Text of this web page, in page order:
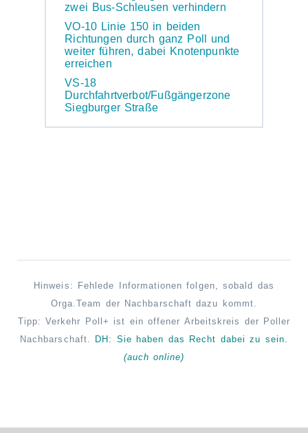
zwei Bus-Schleusen verhindern
VO-10 Linie 150 in beiden
Richtungen durch ganz Poll und
weiter führen, dabei Knotenpunkte
erreichen
VS-18
Durchfahrtverbot/Fußgängerzone
Siegburger Straße
Hinweis: Fehlede Informationen folgen, sobald das
Orga.Team der Nachbarschaft dazu kommt.
Tipp: Verkehr Poll+ ist ein offener Arbeitskreis der Poller
Nachbarschaft.
DH: Sie haben das Recht dabei zu sein.
(auch online)